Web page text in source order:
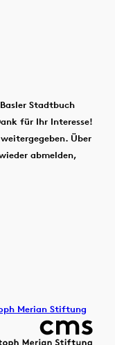
Stadtbuch
für Ihr Interesse!
Über
abmelden,
Merian Stiftung